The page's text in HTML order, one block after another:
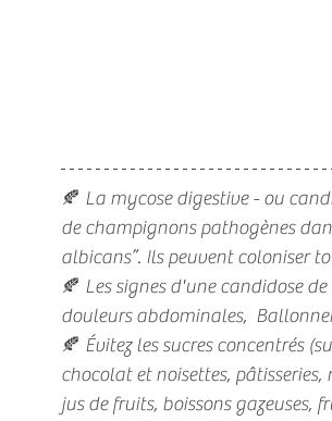
🍂 La mycose digestive - ou
de champignons pathogènes
albicans”. Ils peuvent coloniser
🍂 Les signes d'une candidose
douleurs abdominales,
🍂 Évitez les sucres concentrés
chocolat et noisettes,
jus de fruits, boissons gazeuses,